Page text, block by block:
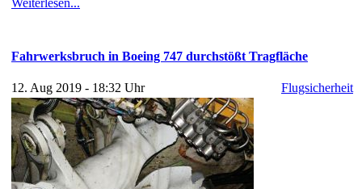
Weiterlesen...
Fahrwerksbruch in Boeing 747 durchstößt Tragfläche
12. Aug 2019 - 18:32 Uhr Flugsicherheit